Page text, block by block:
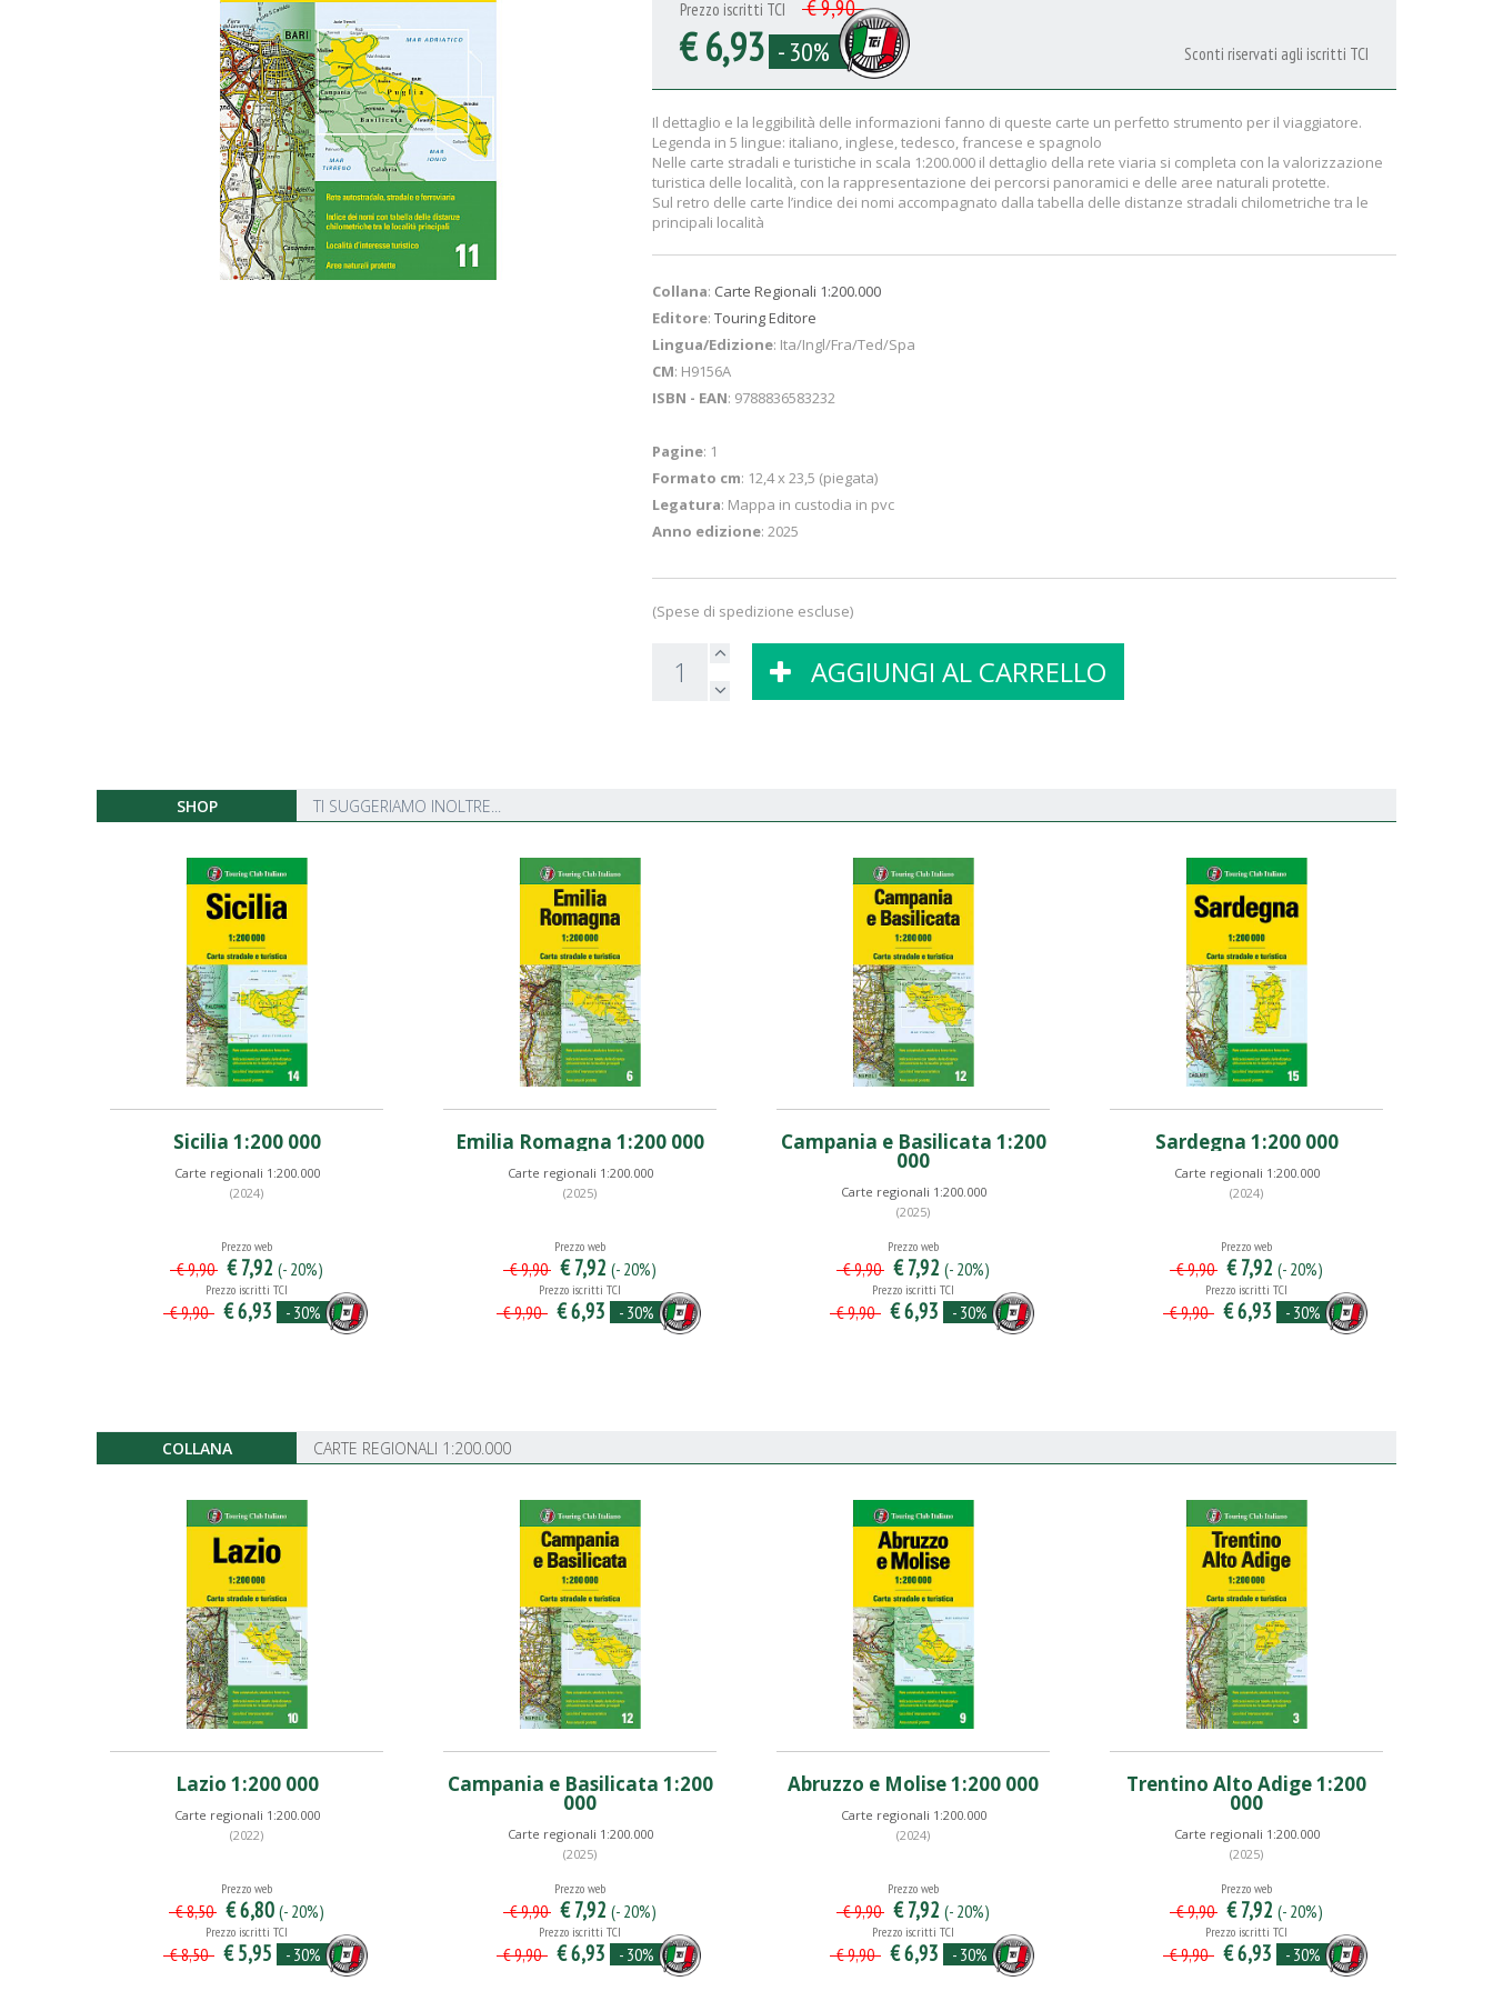
Prezzo iscritti TCI € 9,90
€ 6,93 - 30% Sconti riservati agli iscritti TCI
Il dettaglio e la leggibilità delle informazioni fanno di queste carte un perfetto strumento per il viaggiatore.
Legenda in 5 lingue: italiano, inglese, tedesco, francese e spagnolo
Nelle carte stradali e turistiche in scala 1:200.000 il dettaglio della rete viaria si completa con la valorizzazione
turistica delle località, con la rappresentazione dei percorsi panoramici e delle aree naturali protette.
Sul retro delle carte l’indice dei nomi accompagnato dalla tabella delle distanze stradali chilometriche tra le
principali località
Collana: Carte Regionali 1:200.000
Editore: Touring Editore
Lingua/Edizione: Ita/Ingl/Fra/Ted/Spa
CM: H9156A
ISBN - EAN: 9788836583232
Pagine: 1
Formato cm: 12,4 x 23,5 (piegata)
Legatura: Mappa in custodia in pvc
Anno edizione: 2025
(Spese di spedizione escluse)
AGGIUNGI AL CARRELLO
SHOP TI SUGGERIAMO INOLTRE...
Sicilia 1:200 000
Carte regionali 1:200.000
(2024)
Prezzo web
€ 9,90 € 7,92 (- 20%)
Prezzo iscritti TCI
€ 9,90 € 6,93 - 30%
Emilia Romagna 1:200 000
Carte regionali 1:200.000
(2025)
Prezzo web
€ 9,90 € 7,92 (- 20%)
Prezzo iscritti TCI
€ 9,90 € 6,93 - 30%
Campania e Basilicata 1:200
000
Carte regionali 1:200.000
(2025)
Prezzo web
€ 9,90 € 7,92 (- 20%)
Prezzo iscritti TCI
€ 9,90 € 6,93 - 30%
Sardegna 1:200 000
Carte regionali 1:200.000
(2024)
Prezzo web
€ 9,90 € 7,92 (- 20%)
Prezzo iscritti TCI
€ 9,90 € 6,93 - 30%
COLLANA CARTE REGIONALI 1:200.000
Lazio 1:200 000
Carte regionali 1:200.000
(2022)
Prezzo web
€ 8,50 € 6,80 (- 20%)
Prezzo iscritti TCI
€ 8,50 € 5,95 - 30%
Campania e Basilicata 1:200
000
Carte regionali 1:200.000
(2025)
Prezzo web
€ 9,90 € 7,92 (- 20%)
Prezzo iscritti TCI
€ 9,90 € 6,93 - 30%
Abruzzo e Molise 1:200 000
Carte regionali 1:200.000
(2024)
Prezzo web
€ 9,90 € 7,92 (- 20%)
Prezzo iscritti TCI
€ 9,90 € 6,93 - 30%
Trentino Alto Adige 1:200
000
Carte regionali 1:200.000
(2025)
Prezzo web
€ 9,90 € 7,92 (- 20%)
Prezzo iscritti TCI
€ 9,90 € 6,93 - 30%